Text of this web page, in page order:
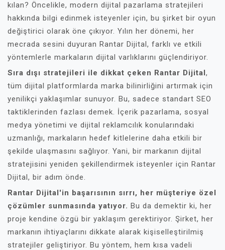
kılan? Öncelikle, modern dijital pazarlama stratejileri
hakkında bilgi edinmek isteyenler için, bu şirket bir oyun
değiştirici olarak öne çıkıyor. Yılın her dönemi, her
mecrada sesini duyuran Rantar Dijital, farklı ve etkili
yöntemlerle markaların dijital varlıklarını güçlendiriyor.
Sıra dışı stratejileri ile dikkat çeken Rantar Dijital,
tüm dijital platformlarda marka bilinirliğini artırmak için
yenilikçi yaklaşımlar sunuyor. Bu, sadece standart SEO
taktiklerinden fazlası demek. İçerik pazarlama, sosyal
medya yönetimi ve dijital reklamcılık konularındaki
uzmanlığı, markaların hedef kitlelerine daha etkili bir
şekilde ulaşmasını sağlıyor. Yani, bir markanın dijital
stratejisini yeniden şekillendirmek isteyenler için Rantar
Dijital, bir adım önde.
Rantar Dijital'in başarısının sırrı, her müşteriye özel
çözümler sunmasında yatıyor. Bu da demektir ki, her
proje kendine özgü bir yaklaşım gerektiriyor. Şirket, her
markanın ihtiyaçlarını dikkate alarak kişiselleştirilmiş
stratejiler geliştiriyor. Bu yöntem, hem kısa vadeli